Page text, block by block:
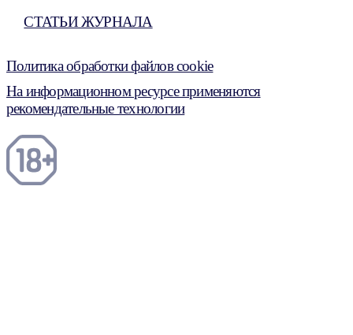
СТАТЬИ ЖУРНАЛА
Политика обработки файлов cookie
На информационном ресурсе применяются
рекомендательные технологии